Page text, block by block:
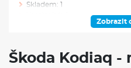
Skladem: 1
Uložený parkovací manévr
Zobrazit
Škoda Kodiaq -